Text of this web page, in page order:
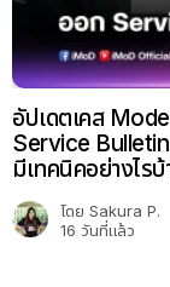
อัปเดตเคส
Service Bulletin
มีเทคนิคอย่างไรบ้
โดย Sakura P.
16 วันที่แล้ว